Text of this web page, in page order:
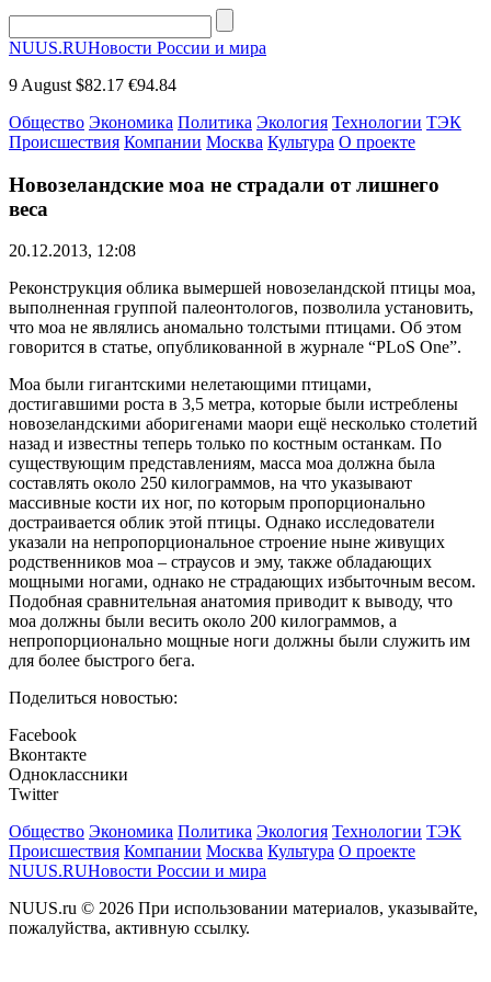
NUUS.RUНовости России и мира
9 August $82.17 €94.84
Общество Экономика Политика Экология Технологии ТЭК
Происшествия Компании Москва Культура О проекте
Новозеландские моа не страдали от лишнего
веса
20.12.2013, 12:08
Реконструкция облика вымершей новозеландской птицы моа,
выполненная группой палеонтологов, позволила установить,
что моа не являлись аномально толстыми птицами. Об этом
говорится в статье, опубликованной в журнале “PLoS One”.
Моа были гигантскими нелетающими птицами,
достигавшими роста в 3,5 метра, которые были истреблены
новозеландскими аборигенами маори ещё несколько столетий
назад и известны теперь только по костным останкам. По
существующим представлениям, масса моа должна была
составлять около 250 килограммов, на что указывают
массивные кости их ног, по которым пропорционально
достраивается облик этой птицы. Однако исследователи
указали на непропорциональное строение ныне живущих
родственников моа – страусов и эму, также обладающих
мощными ногами, однако не страдающих избыточным весом.
Подобная сравнительная анатомия приводит к выводу, что
моа должны были весить около 200 килограммов, а
непропорционально мощные ноги должны были служить им
для более быстрого бега.
Поделиться новостью:
Facebook
Вконтакте
Одноклассники
Twitter
Общество Экономика Политика Экология Технологии ТЭК
Происшествия Компании Москва Культура О проекте
NUUS.RUНовости России и мира
NUUS.ru © 2026 При использовании материалов, указывайте,
пожалуйства, активную ссылку.